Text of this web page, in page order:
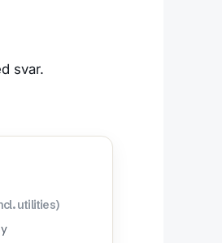
svar.
utilities)